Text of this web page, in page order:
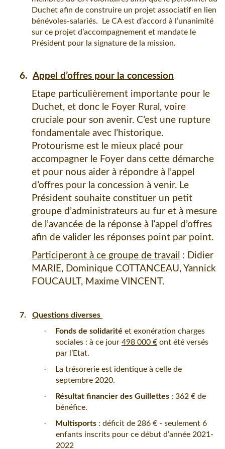
Duchet afin de construire un projet associatif en lien
bénévoles-salariés. Le CA est d’accord à l’unanimité
sur ce projet d’accompagnement et mandate le
Président pour la signature de la mission.
6. Appel d’offres pour la concession
Etape particulièrement importante pour le
Duchet, et donc le Foyer Rural, voire
cruciale pour son avenir. C’est une rupture
fondamentale avec l’historique.
Protourisme est le mieux placé pour
accompagner le Foyer dans cette démarche
et pour nous aider à répondre à l’appel
d’offres pour la concession à venir. Le
Président souhaite constituer un petit
groupe d’administrateurs au fur et à mesure
de l’avancée de la réponse à l’appel d’offres
afin de valider les réponses point par point.
Participeront à ce groupe de travail : Didier
MARIE, Dominique COTTANCEAU, Yannick
FOUCAULT, Maxime VINCENT.
7. Questions diverses
· Fonds de solidarité et exonération charges
sociales : à ce jour 498 000 € ont été versés
par l’Etat.
·
La trésorerie est identique à celle de
septembre 2020.
· Résultat financier des Guillettes : 362 € de
bénéfice.
· Multisports : déficit de 286 € - seulement 6
enfants inscrits pour ce début d’année 2021-
2022